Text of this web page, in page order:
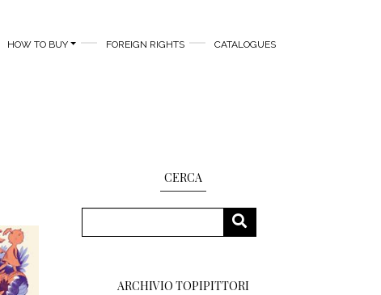
HOW TO BUY FOREIGN RIGHTS CATALOGUES
CERCA
SEARCH
ARCHIVIO TOPIPITTORI